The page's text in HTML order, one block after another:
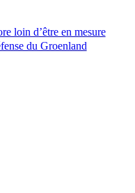
loin d’être en mesure
du Groenland